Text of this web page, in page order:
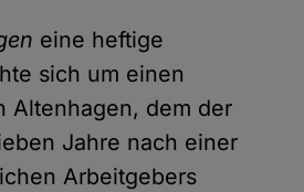
eine heftige
sich um einen
Altenhagen, dem der
Jahre nach einer
Arbeitgebers